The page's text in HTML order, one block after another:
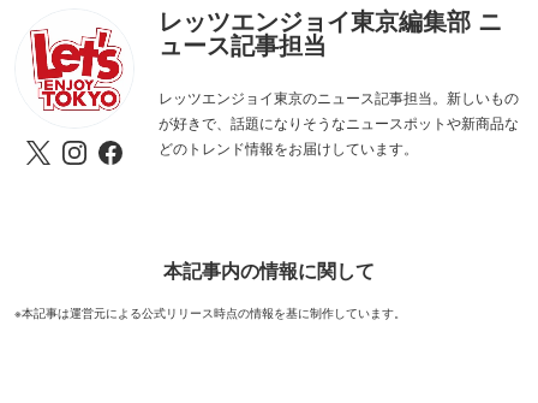
レッツエンジョイ東京編集部 ニ
ュース記事担当
レッツエンジョイ東京のニュース記事担当。新しいもの
が好きで、話題になりそうなニュースポットや新商品な
どのトレンド情報をお届けしています。
本記事内の情報に関して
※本記事は運営元による公式リリース時点の情報を基に制作しています。